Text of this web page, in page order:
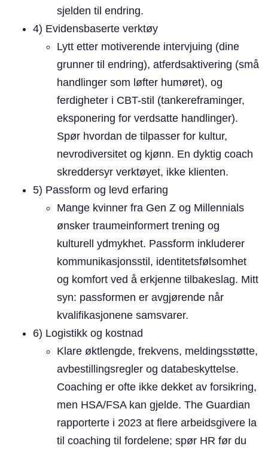
sjelden til endring.
4) Evidensbaserte verktøy
Lytt etter motiverende intervjuing (dine
grunner til endring), atferdsaktivering (små
handlinger som løfter humøret), og
ferdigheter i CBT-stil (tankereframinger,
eksponering for verdsatte handlinger).
Spør hvordan de tilpasser for kultur,
nevrodiversitet og kjønn. En dyktig coach
skreddersyr verktøyet, ikke klienten.
5) Passform og levd erfaring
Mange kvinner fra Gen Z og Millennials
ønsker traumeinformert trening og
kulturell ydmykhet. Passform inkluderer
kommunikasjonsstil, identitetsfølsomhet
og komfort ved å erkjenne tilbakeslag. Mitt
syn: passformen er avgjørende når
kvalifikasjonene samsvarer.
6) Logistikk og kostnad
Klare øktlengde, frekvens, meldingsstøtte,
avbestillingsregler og databeskyttelse.
Coaching er ofte ikke dekket av forsikring,
men HSA/FSA kan gjelde. The Guardian
rapporterte i 2023 at flere arbeidsgivere la
til coaching til fordelene; spør HR før du